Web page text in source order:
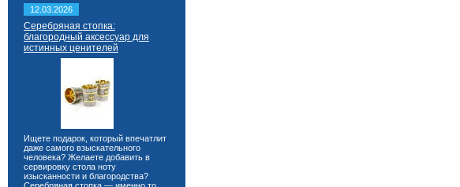
12.03.2026
Серебряная стопка:
благородный аксессуар для
истинных ценителей
Ищете подарок, который впечатлит
даже самого взыскательного
человека? Желаете добавить в
сервировку стола ноту
изысканности и благородства?